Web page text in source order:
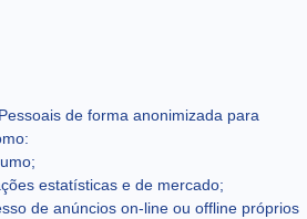
de forma anonimizada para
estatísticas e de mercado;
de anúncios on-line ou offline próprios